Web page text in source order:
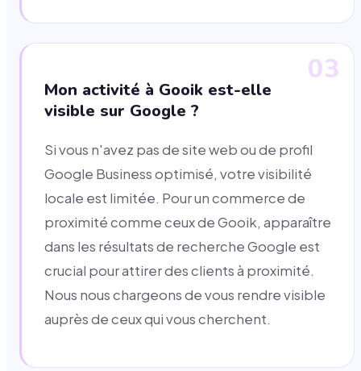
03
Mon activité à Gooik est-elle
visible sur Google ?
Si vous n'avez pas de site web ou de profil
Google Business optimisé, votre visibilité
locale est limitée. Pour un commerce de
proximité comme ceux de Gooik, apparaître
dans les résultats de recherche Google est
crucial pour attirer des clients à proximité.
Nous nous chargeons de vous rendre visible
auprès de ceux qui vous cherchent.